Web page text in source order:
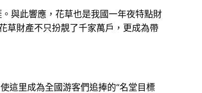
與此響應，花草也是我國一年夜特點財
草財產不只扮靚了千家萬戶，更成為帶
這里成為全國游客們追捧的“名堂目標